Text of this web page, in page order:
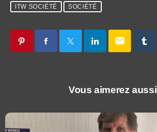
ITW SOCIÉTÉ SOCIÉTÉ
email
Vous aimerez aussi